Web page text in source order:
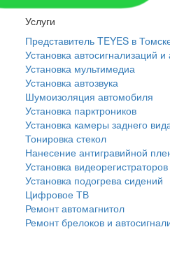
Услуги
Представитель TEYES в
Установка автосигнализаций и
Установка мультимедиа
Установка автозвука
Шумоизоляция автомобиля
Установка парктроников
Установка камеры заднего
Тонировка стекол
Нанесение антигравийной
Установка видеорегистраторов
Установка подогрева сидений
Цифровое ТВ
Ремонт автомагнитол
Ремонт брелоков и